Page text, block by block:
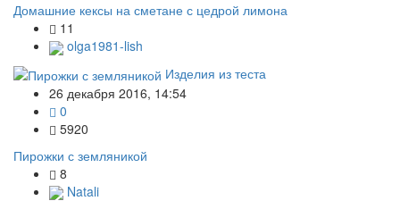
Домашние кексы на сметане с цедрой лимона
11
olga1981-lish
Изделия из теста
26 декабря 2016, 14:54
0
5920
Пирожки с земляникой
8
Natali